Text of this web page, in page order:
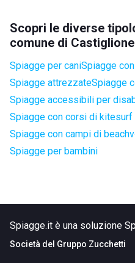
Scopri le diverse
comune di
Spiagge per caniSpiagge
Spiagge attrezzateSpiagge
Spiagge accessibili per
Spiagge con corsi di
Spiagge con campi di
Spiagge per bambini
Spiagge.it è una soluzione
Società del Gruppo Zucchetti